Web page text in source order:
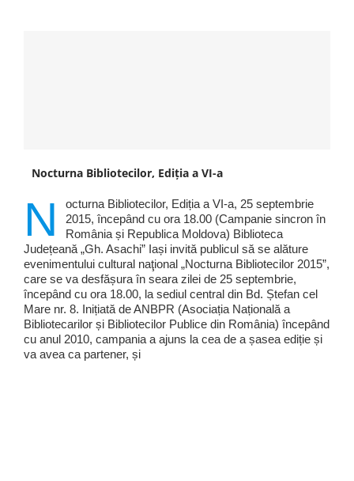
Nocturna Bibliotecilor, Ediția a VI-a
N
octurna Bibliotecilor, Ediția a VI-a, 25 septembrie
2015, începând cu ora 18.00 (Campanie sincron în
România și Republica Moldova) Biblioteca
Județeană „Gh. Asachi” Iași invită publicul să se alăture
evenimentului cultural naţional „Nocturna Bibliotecilor 2015”,
care se va desfășura în seara zilei de 25 septembrie,
începând cu ora 18.00, la sediul central din Bd. Ștefan cel
Mare nr. 8. Inițiată de ANBPR (Asociația Națională a
Bibliotecarilor și Bibliotecilor Publice din România) începând
cu anul 2010, campania a ajuns la cea de a șasea ediție și
va avea ca partener, și